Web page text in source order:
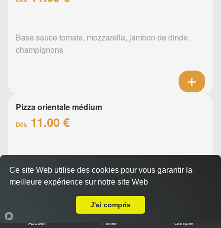
Base sauce tomate, mozzarella, jambon de dinde,
champignons
Pizza orientale médium
Dès 11.00 €
Accueil Panier Compte
Ce site Web utilise des cookies pour vous garantir la
meilleure expérience sur notre site Web
J'ai compris